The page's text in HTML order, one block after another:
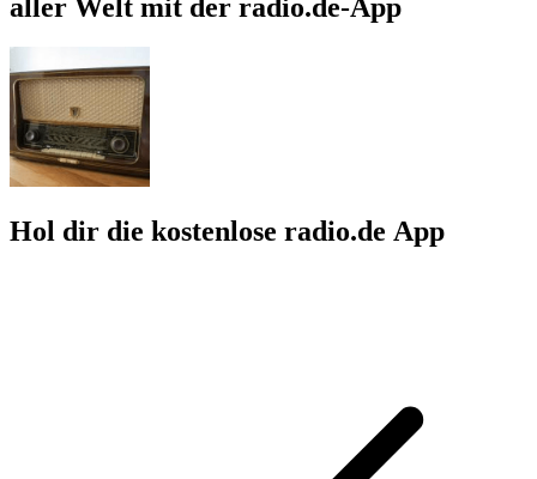
aller Welt mit der radio.de-App
Hol dir die kostenlose radio.de App